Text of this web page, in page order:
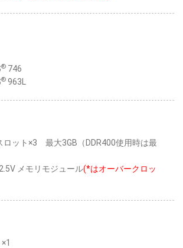
® 746
® 963L
ロット×3 最大3GB（DDR400使用時は最
メモリモジュール(*はオーバークロッ